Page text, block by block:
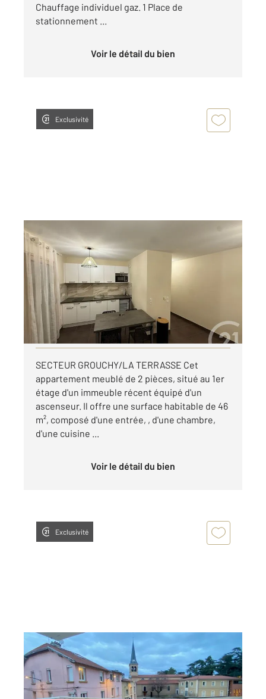
Chauffage individuel gaz. 1 Place de
stationnement ...
Voir le détail du bien
Exclusivité
ST ETIENNE 42
45,60 m
, 2 pièces
Ref : 3691
Appartement F2 à louer
675 €
par mois charges comprises
Visiter le site dédié
SECTEUR GROUCHY/LA TERRASSE Cet
appartement meublé de 2 pièces, situé au 1er
étage d'un immeuble récent équipé d'un
ascenseur. Il offre une surface habitable de 46
m², composé d'une entrée, , d'une chambre,
d'une cuisine ...
Voir le détail du bien
Exclusivité
ANDREZIEUX BOUTHEON 42
79,70 m2, 3 pièces
Ref : 3692
Appartement F3 à louer